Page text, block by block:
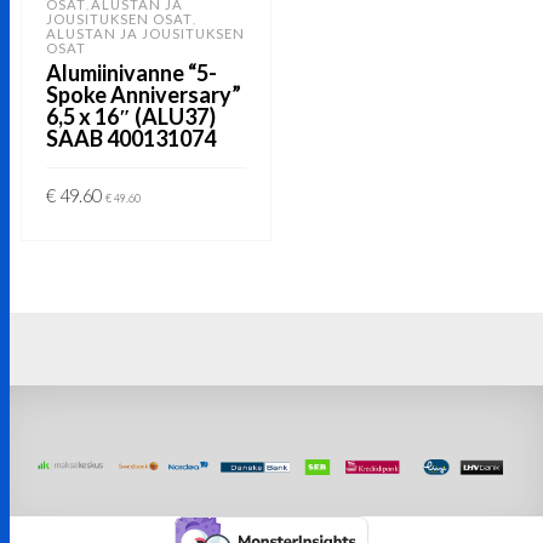
OSAT ALUSTAN JA
JOUSITUKSEN OSAT
ALUSTAN JA JOUSITUKSEN
OSAT
Alumiinivanne “5-
Spoke Anniversary”
6,5 x 16″ (ALU37)
SAAB 400131074
€49.60 €49.60